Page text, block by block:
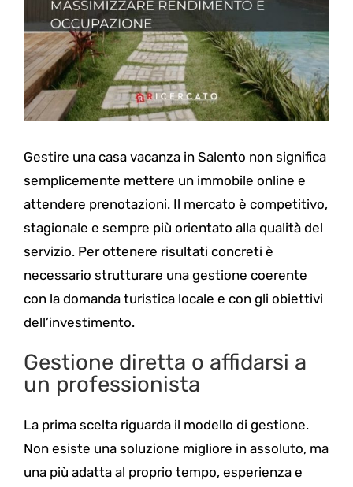
Gestire una casa vacanza in Salento non significa
semplicemente mettere un immobile online e
attendere prenotazioni. Il mercato è competitivo,
stagionale e sempre più orientato alla qualità del
servizio. Per ottenere risultati concreti è
necessario strutturare una gestione coerente
con la domanda turistica locale e con gli obiettivi
dell’investimento.
Gestione diretta o affidarsi a
un professionista
La prima scelta riguarda il modello di gestione.
Non esiste una soluzione migliore in assoluto, ma
una più adatta al proprio tempo, esperienza e